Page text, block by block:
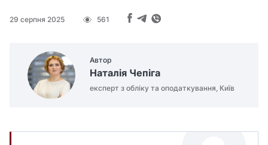
29 серпня 2025 561
Автор
Наталія Чепіга
експерт з обліку та оподаткування, Київ